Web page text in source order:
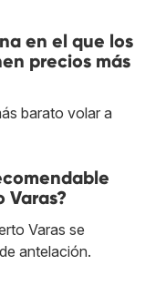
en el que los
precios más
barato volar a
Varas?
Varas se
antelación.